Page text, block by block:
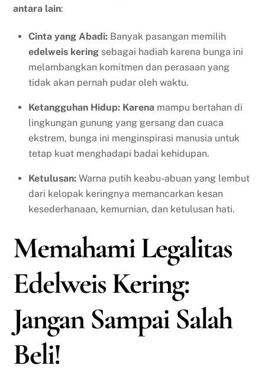
antara lain:
Cinta yang Abadi: Banyak pasangan memilih
edelweis kering sebagai hadiah karena bunga ini
melambangkan komitmen dan perasaan yang
tidak akan pernah pudar oleh waktu.
Ketangguhan Hidup: Karena mampu bertahan di
lingkungan gunung yang gersang dan cuaca
ekstrem, bunga ini menginspirasi manusia untuk
tetap kuat menghadapi badai kehidupan.
Ketulusan: Warna putih keabu-abuan yang lembut
dari kelopak keringnya memancarkan kesan
kesederhanaan, kemurnian, dan ketulusan hati.
Memahami Legalitas
Edelweis Kering:
Jangan Sampai Salah
Beli!